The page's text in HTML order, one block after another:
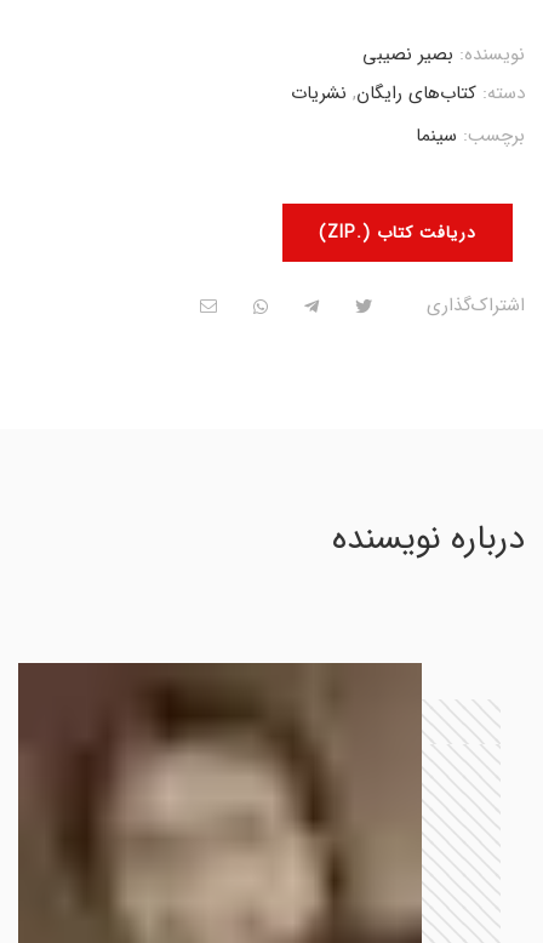
دریافت کتاب (.ZIP)
نویسنده: بصیر نصیبی
دسته: کتاب‌های رایگان, نشریات
برچسب: سینما
اشتراک‌گذاری
درباره نویسنده